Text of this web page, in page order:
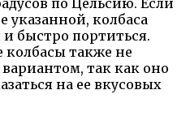
указанной, колбаса
быстро портиться.
колбасы также не
так как оно
на ее вкусовых